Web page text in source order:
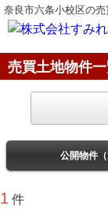
奈良市六条小校区の
売買土地物件
公開物件（
1 件